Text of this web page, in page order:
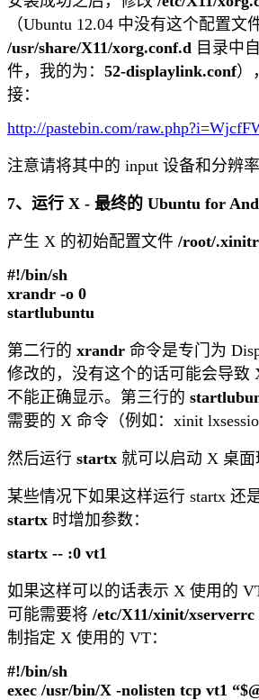
（Ubuntu 12.04 中没有这个配置文
/usr/share/X11/xorg.conf.d 目录中
件，我的为： 52-displaylink.conf）
接：
http://pastebin.com/
注意请将其中的 input 设备和分辨
7、运行 X - 最终的 Ubuntu for
产生 X 的初始配置文件 /root/
#!/bin/sh
xrandr -o 0
startlubuntu
第二行的 xrandr 命令是专门为
修改的，没有这个的话可能会导致
不能正确显示。第三行的
需要的 X 命令（例如：xinit
然后运行 startx 就可以启动 X 桌面
某些情况下如果这样运行 startx 还
startx 时增加参数：
startx -- :0 vt1
如果这样可以的话表示 X 使用的
可能需要将 /etc/X11/xinit/xserverrc
制指定 X 使用的 VT：
#!/bin/sh
exec /usr/bin/X -nolisten tcp vt1